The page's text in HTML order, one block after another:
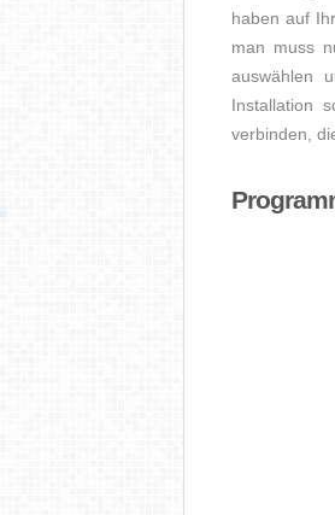
haben auf
man muss
auswählen
Installation
verbinden,